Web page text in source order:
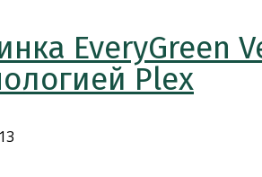
EveryGreen
Plex